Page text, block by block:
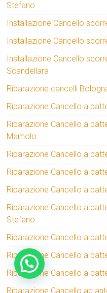
Stefano
Installazione Cancello
Installazione Cancello
Installazione Cancello
Scandellara
Riparazione cancelli
Riparazione Cancello a
Riparazione Cancello a
Mamolo
Riparazione Cancello a
Riparazione Cancello a
Riparazione Cancello a
Riparazione Cancello a
Stefano
Riparazione Cancello a
Riparazione Cancello a
Riparazione Cancello a
Riparazione Cancello ad